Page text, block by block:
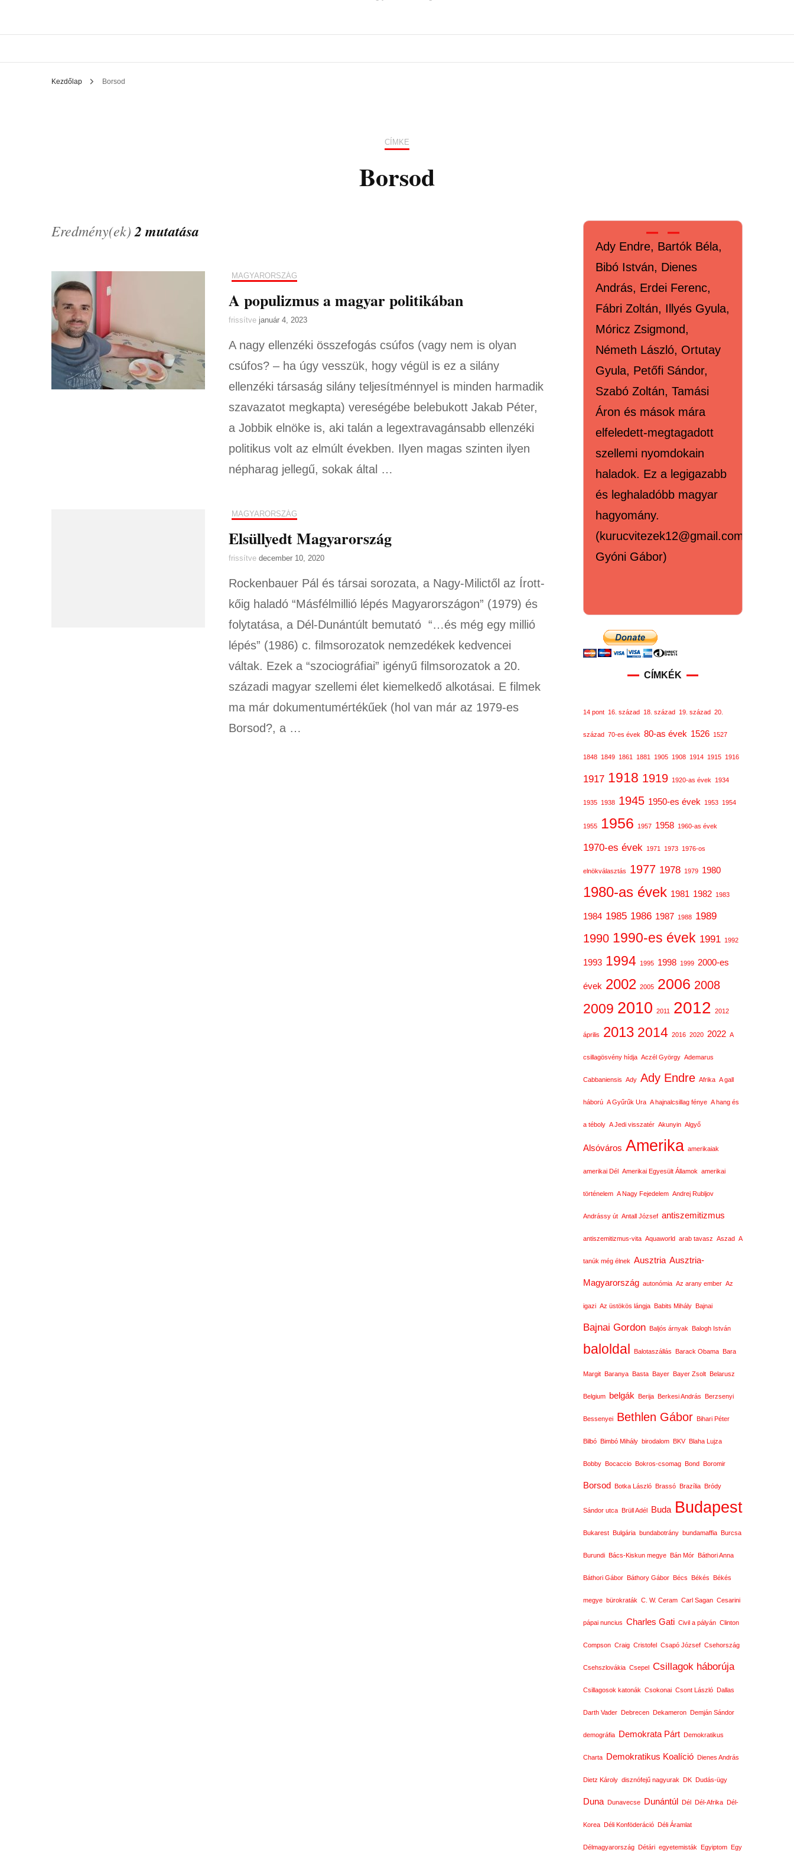
Kezdőlap Borsod
CÍMKE
Borsod
Eredmény(ek) 2 mutatása
MAGYARORSZÁG
A populizmus a magyar politikában
frissítve január 4, 2023
A nagy ellenzéki összefogás csúfos (vagy nem is olyan
csúfos? – ha úgy vesszük, hogy végül is ez a silány
ellenzéki társaság silány teljesítménnyel is minden harmadik
szavazatot megkapta) vereségébe belebukott Jakab Péter,
a Jobbik elnöke is, aki talán a legextravagánsabb ellenzéki
politikus volt az elmúlt években. Ilyen magas szinten ilyen
népharag jellegű, sokak által …
MAGYARORSZÁG
Elsüllyedt Magyarország
frissítve december 10, 2020
Rockenbauer Pál és társai sorozata, a Nagy-Milictől az Írott-
kőig haladó “Másfélmillió lépés Magyarországon” (1979) és
folytatása, a Dél-Dunántúlt bemutató “…és még egy millió
lépés” (1986) c. filmsorozatok nemzedékek kedvencei
váltak. Ezek a “szociográfiai” igényű filmsorozatok a 20.
századi magyar szellemi élet kiemelkedő alkotásai. E filmek
ma már dokumentumértékűek (hol van már az 1979-es
Borsod?, a …
Ady Endre, Bartók Béla,
Bibó István, Dienes
András, Erdei Ferenc,
Fábri Zoltán, Illyés Gyula,
Móricz Zsigmond,
Németh László, Ortutay
Gyula, Petőfi Sándor,
Szabó Zoltán, Tamási
Áron és mások mára
elfeledett-megtagadott
szellemi nyomdokain
haladok. Ez a legigazabb
és leghaladóbb magyar
hagyomány.
(kurucvitezek12@gmail.com,
Gyóni Gábor)
CÍMKÉK
14 pont 16. század 18. század 19. század 20.
század 70-es évek 80-as évek 1526 1527
1848 1849 1861 1881 1905 1908 1914 1915 1916
1917 1918 1919 1920-as évek 1934
1935 1938 1945 1950-es évek 1953 1954
1955 1956 1957 1958 1960-as évek
1970-es évek 1971 1973 1976-os
elnökválasztás 1977 1978 1979 1980
1980-as évek 1981 1982 1983
1984 1985 1986 1987 1988 1989
1990 1990-es évek 1991 1992
1993 1994 1995 1998 1999 2000-es
évek 2002 2005 2006 2008
2009 2010 2011 2012 2012
április 2013 2014 2016 2020 2022 A
csillagösvény hídja Aczél György Ademarus
Cabbaniensis Ady Ady Endre Afrika A gall
háború A Gyűrűk Ura A hajnalcsillag fénye A hang és
a téboly A Jedi visszatér Akunyin Algyő
Alsóváros Amerika amerikaiak
amerikai Dél Amerikai Egyesült Államok amerikai
történelem A Nagy Fejedelem Andrej Rubljov
Andrássy út Antall József antiszemitizmus
antiszemitizmus-vita Aquaworld arab tavasz Aszad A
tanúk még élnek Ausztria Ausztria-
Magyarország autonómia Az arany ember Az
igazi Az üstökös lángja Babits Mihály Bajnai
Bajnai Gordon Baljós árnyak Balogh István
baloldal Balotaszállás Barack Obama Bara
Margit Baranya Basta Bayer Bayer Zsolt Belarusz
Belgium belgák Berija Berkesi András Berzsenyi
Bessenyei Bethlen Gábor Bihari Péter
Bilbó Bimbó Mihály birodalom BKV Blaha Lujza
Bobby Bocaccio Bokros-csomag Bond Boromir
Borsod Botka László Brassó Brazília Bródy
Sándor utca Brüll Adél Buda Budapest
Bukarest Bulgária bundabotrány bundamaffia Burcsa
Burundi Bács-Kiskun megye Bán Mór Báthori Anna
Báthori Gábor Báthory Gábor Bécs Békés Békés
megye bürokraták C. W. Ceram Carl Sagan Cesarini
pápai nuncius Charles Gati Civil a pályán Clinton
Compson Craig Cristofel Csapó József Csehország
Csehszlovákia Csepel Csillagok háborúja
Csillagosok katonák Csokonai Csont László Dallas
Darth Vader Debrecen Dekameron Demján Sándor
demográfia Demokrata Párt Demokratikus
Charta Demokratikus Koalíció Dienes András
Dietz Károly disznófejű nagyurak DK Dudás-ügy
Duna Dunavecse Dunántúl Dél Dél-Afrika Dél-
Korea Déli Konföderáció Déli Áramlat
Délmagyarország Détári egyetemisták Egyiptom Egy